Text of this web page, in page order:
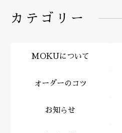
カテゴリー
MOKUについて
オーダーのコツ
お知らせ